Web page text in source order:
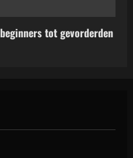
tot gevorderden